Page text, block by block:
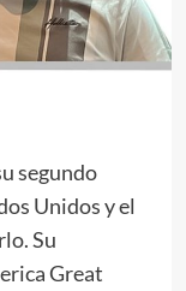
segundo
Unidos y el
Su
Great